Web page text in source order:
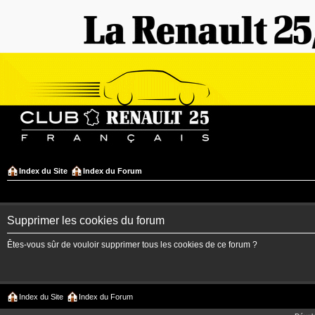
Index du Site Index du Forum
Supprimer les cookies du forum
Êtes-vous sûr de vouloir supprimer tous les cookies de ce forum ?
Index du Site Index du Forum